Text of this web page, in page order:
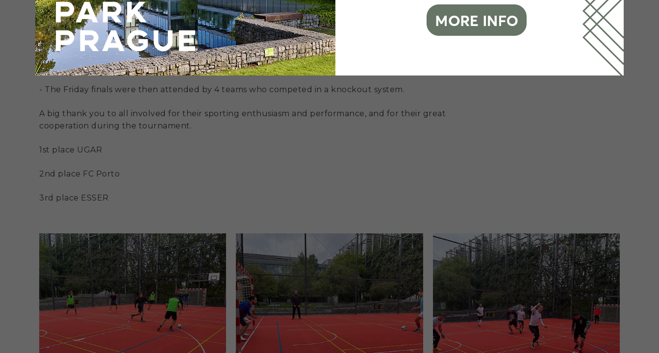
THE PARK OPEN 2024 Football Tournament
- A total of 13 teams participated in the tournament over 4 days of play.
- One winning team emerged from each game day, where teams competed against each other, and
advanced to Friday's finals.
- The Friday finals were then attended by 4 teams who competed in a knockout system.
A big thank you to all involved for their sporting enthusiasm and performance, and for their great
cooperation during the tournament.
1st place UGAR
2nd place FC Porto
3rd place ESSER